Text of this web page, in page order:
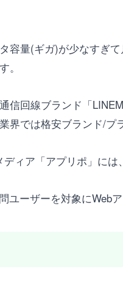
容量(ギガ)が少なすぎ
。
信回線ブランド「
界では格安ブランド/プ
ィア「アプリポ」に
ユーザーを対象にWeb